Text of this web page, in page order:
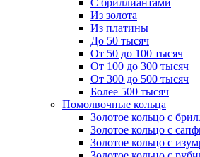
С бриллиантами
Из золота
Из платины
До 50 тысяч
От 50 до 100 тысяч
От 100 до 300 тысяч
От 300 до 500 тысяч
Более 500 тысяч
Помолвочные кольца
Золотое кольцо с
Золотое кольцо с
Золотое кольцо с